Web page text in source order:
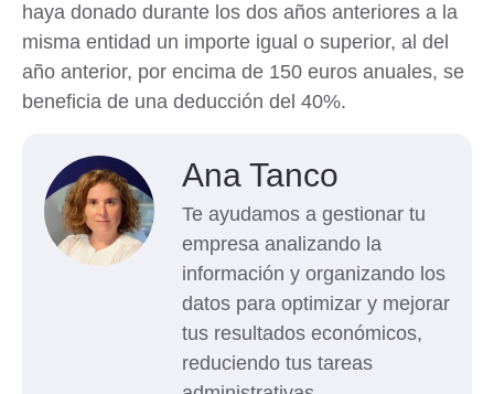
haya donado durante los dos años anteriores a la
misma entidad un importe igual o superior, al del
año anterior, por encima de 150 euros anuales, se
beneficia de una deducción del 40%.
Ana Tanco
Te ayudamos a gestionar tu
empresa analizando la
información y organizando los
datos para optimizar y mejorar
tus resultados económicos,
reduciendo tus tareas